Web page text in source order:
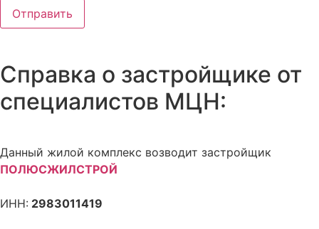
Отправить
Справка о застройщике от
специалистов МЦН:
Данный жилой комплекс возводит застройщик
ПОЛЮСЖИЛСТРОЙ
ИНН: 2983011419